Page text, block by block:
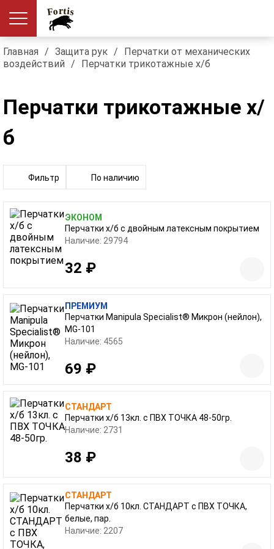
Главная / Защита рук /
Перчатки от механических
воздействий / Перчатки трикотажные х/б
Перчатки трикотажные х/
б
Фильтр По наличию
ЭКОНОМ
Перчатки х/б с двойным латексным покрытием
Наличие: 29794
32 ₽
ПРЕМИУМ
Перчатки Manipula Specialist® Микрон (нейлон),
MG-101
Наличие: 4565
69 ₽
СТАНДАРТ
Перчатки х/б 13кл. с ПВХ ТОЧКА 48-50гр.
Наличие: 2731
38 ₽
СТАНДАРТ
Перчатки х/б 10кл. СТАНДАРТ с ПВХ ТОЧКА,
белые, пар.
Наличие: 2207